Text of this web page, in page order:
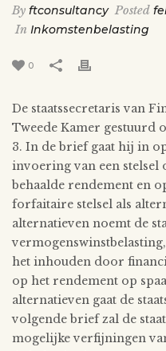
By ftconsultancy Posted
In Inkomstenbelasting
0
De staatssecretaris van
Tweede Kamer gestuurd
3. In de brief gaat hij in
invoering van een stelsel
behaalde rendement en
forfaitaire stelsel als
alternatieven noemt de
het inhouden door
op het rendement op
alternatieven gaat de
volgende brief zal de
mogelijke verfijningen